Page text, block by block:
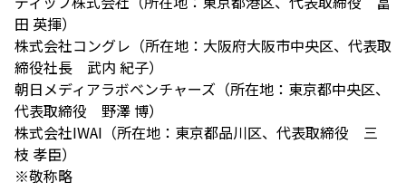
田 英揮）
株式会社コングレ（所在地：大阪府大阪市中央区、代表取
締役社長 武内 紀子）
朝日メディアラボベンチャーズ（所在地：東京都中央区、
代表取締役 野澤 博）
株式会社IWAI（所在地：東京都品川区、代表取締役 三
枝 孝臣）
※敬称略